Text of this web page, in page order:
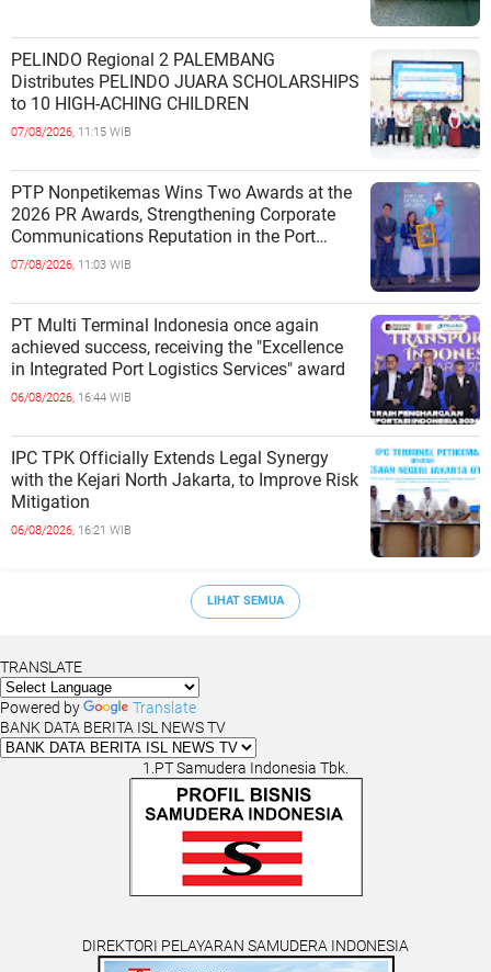
PELINDO Regional 2 PALEMBANG
Distributes PELINDO JUARA SCHOLARSHIPS
to 10 HIGH-ACHING CHILDREN
07/08/2026, 11:15 WIB
PTP Nonpetikemas Wins Two Awards at the
2026 PR Awards, Strengthening Corporate
Communications Reputation in the Port
Sector
07/08/2026, 11:03 WIB
PT Multi Terminal Indonesia once again
achieved success, receiving the "Excellence
in Integrated Port Logistics Services" award
06/08/2026, 16:44 WIB
IPC TPK Officially Extends Legal Synergy
with the Kejari North Jakarta, to Improve Risk
Mitigation
06/08/2026, 16:21 WIB
LIHAT SEMUA
TRANSLATE
Powered by
Translate
BANK DATA BERITA ISL NEWS TV
1.PT Samudera Indonesia Tbk.
DIREKTORI PELAYARAN SAMUDERA INDONESIA